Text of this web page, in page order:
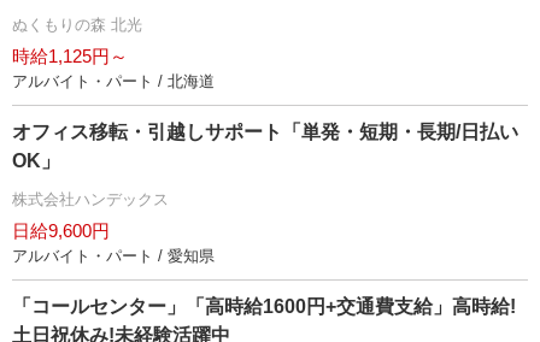
ぬくもりの森 北光
時給1,125円～
アルバイト・パート / 北海道
オフィス移転・引越しサポート「単発・短期・長期/日払い
OK」
株式会社ハンデックス
日給9,600円
アルバイト・パート / 愛知県
「コールセンター」「高時給1600円+交通費支給」高時給!
土日祝休み!未経験活躍中